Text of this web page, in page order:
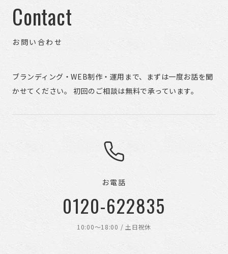
Contact
お問い合わせ
ブランディング・WEB制作・運用まで、まずは一度お話を聞
かせてください。 初回のご相談は無料で承っています。
お電話
0120-622835
10:00〜18:00 / 土日祝休